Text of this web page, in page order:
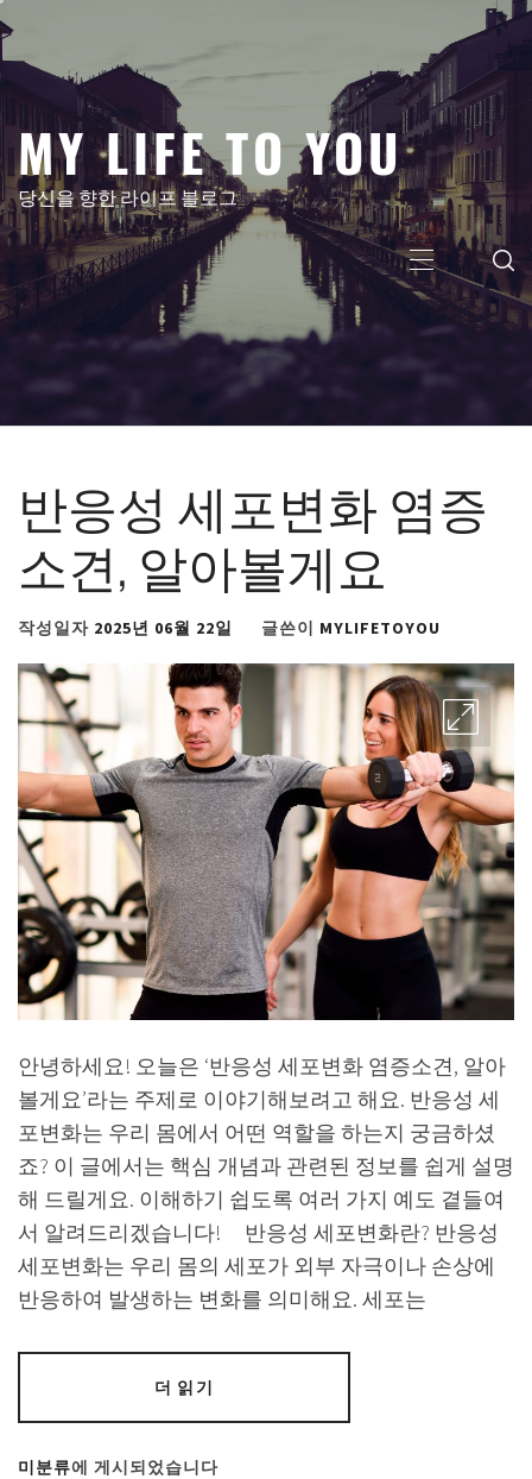
텐
건
뛰
기
MY LIFE TO YOU
당신을 향한 라이프 블로그
주
메
뉴
반응성 세포변화 염증
소견, 알아볼게요
작성일자 2025년 06월 22일 글쓴이 MYLIFETOYOU
안녕하세요! 오늘은 ‘반응성 세포변화 염증소견, 알아
볼게요’라는 주제로 이야기해보려고 해요. 반응성 세
포변화는 우리 몸에서 어떤 역할을 하는지 궁금하셨
죠? 이 글에서는 핵심 개념과 관련된 정보를 쉽게 설명
해 드릴게요. 이해하기 쉽도록 여러 가지 예도 곁들여
서 알려드리겠습니다! 반응성 세포변화란? 반응성
세포변화는 우리 몸의 세포가 외부 자극이나 손상에
반응하여 발생하는 변화를 의미해요. 세포는
더 읽기
미분류에 게시되었습니다